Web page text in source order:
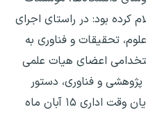
کرده بود: در راستای اجرای
تحقیقات و فناوری به
اعضای هیات علمی
و فناوری، دستور
فرمائید در اسرع وقت حداکثر تا پایان وقت اداری ۱۵ آبان ماه